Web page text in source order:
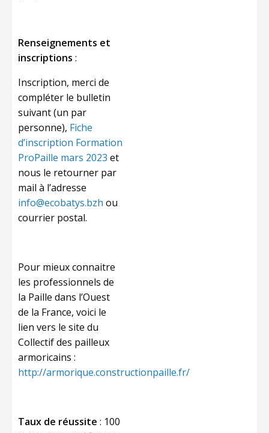
Renseignements et
inscriptions :
Inscription, merci de
compléter le bulletin
suivant (un par
personne), Fiche
d’inscription Formation
ProPaille mars 2023 et
nous le retourner par
mail à l’adresse
info@ecobatys.bzh ou
courrier postal.
Pour mieux connaitre
les professionnels de
la Paille dans l’Ouest
de la France, voici le
lien vers le site du
Collectif des pailleux
armoricains :
http://armorique.constructionpaille.fr/
Taux de réussite : 100